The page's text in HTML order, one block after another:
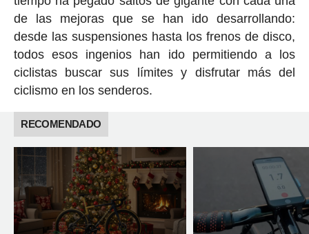
de las mejoras que se han ido desarrollando:
desde las suspensiones hasta los frenos de disco,
todos esos ingenios han ido permitiendo a los
ciclistas buscar sus límites y disfrutar más del
ciclismo en los senderos.
RECOMENDADO